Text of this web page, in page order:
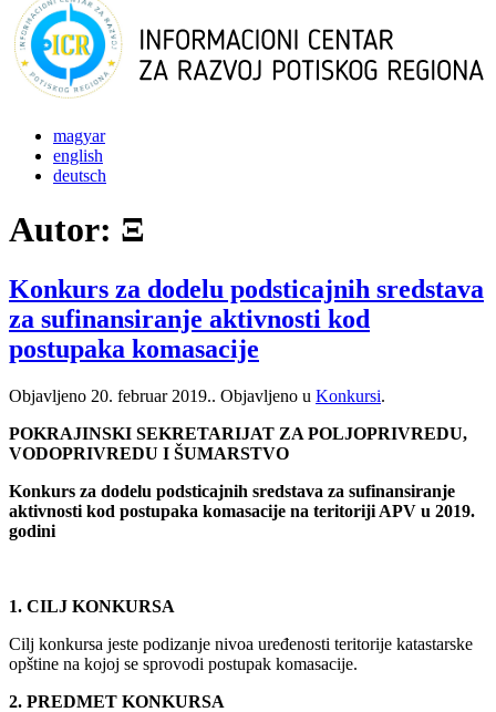
magyar
english
deutsch
Autor: Ξ
Konkurs za dodelu podsticajnih sredstava
za sufinansiranje aktivnosti kod
postupaka komasacije
Objavljeno 20. februar 2019.. Objavljeno u Konkursi.
POKRAJINSKI SEKRETARIJAT ZA POLJOPRIVREDU,
VODOPRIVREDU I ŠUMARSTVO
Konkurs za dodelu podsticajnih sredstava za sufinansiranje
aktivnosti kod postupaka komasacije na teritoriji APV u 2019.
godini
1. CILJ KONKURSA
Cilj konkursa jeste podizanje nivoa uređenosti teritorije katastarske
opštine na kojoj se sprovodi postupak komasacije.
2. PREDMET KONKURSA